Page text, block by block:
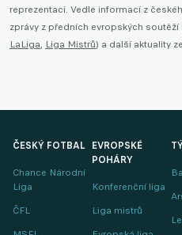
reprezentaci. Vedle informací z
zprávy z předních evropských soutěží
LaLiga, Liga Mistrů) a další aktuality
ČESKÝ FOTBAL
Chance Národní
Liga
ČFL
EVROPSKÉ
POHÁRY
Konferenční liga
Liga mistrů